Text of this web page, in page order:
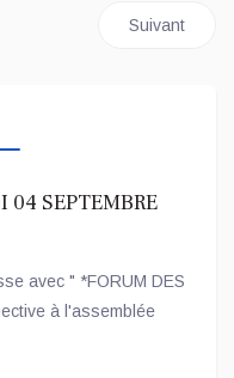
: le PALU s'aligne
Article
Suivant
04 SEPTEMBRE
avec " *FORUM DES
à l'assemblée